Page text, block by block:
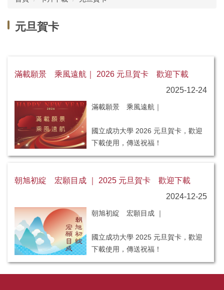
元旦賀卡
滿載願景 乘風遠航｜ 2026 元旦賀卡 歡迎下載
2025-12-24
滿載願景 乘風遠航｜
國立成功大學 2026 元旦賀卡，歡迎
下載使用，傳送祝福！
朝旭初綻 宏願目成 ｜ 2025 元旦賀卡 歡迎下載
2024-12-25
朝旭初綻 宏願目成 ｜
國立成功大學 2025 元旦賀卡，歡迎
下載使用，傳送祝福！